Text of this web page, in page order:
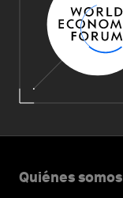
Quiénes somos